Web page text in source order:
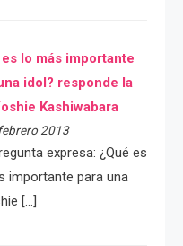
es lo más importante
idol? responde la
Kashiwabara
2013
expresa: ¿Qué es
importante para una
[…]